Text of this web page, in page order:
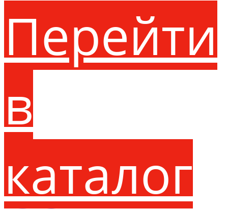
Перейти
в
каталог